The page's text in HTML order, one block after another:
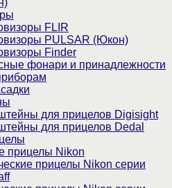
FLIR
PULSAR (Юкон)
Finder
фонари и принадлежности
для прицелов Digisight
для прицелов Dedal
прицелы Nikon
прицелы Nikon серии